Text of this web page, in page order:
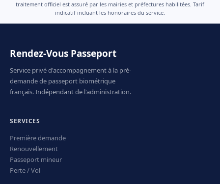
traitement officiel est assuré par les mairies et préfectures habilitées. Tarif
indicatif incluant les honoraires du service.
Rendez-Vous Passeport
Service privé d'accompagnement à la pré-
demande de passeport biométrique
français. Indépendant de l'administration.
SERVICES
Première demande
Renouvellement
Passeport mineur
Perte / Vol